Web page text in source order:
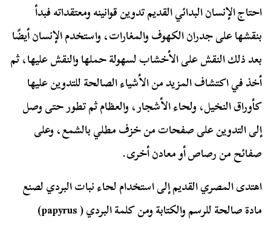
احتاج الإنسان البدائي القديم تدوين قوانينه ومعتقداته فبدأ
بنقشها على جدران الكهوف والمغارات، واستخدم الإنسان أيضًا
بعد ذلك النقش على الأخشاب لسهولة حملها والنقش عليها، ثم
أخذ في اكتشاف المزيد من الأشياء الصالحة للتدوين عليها
كأوراق النخيل، ولحاء الأشجار، والعظام ثم تطور حتى وصل
إلى التدوين على صفحات من خزف مطلي بالشمع، وعلى
صفائح من رصاص أو معادن أخرى.
اهتدى المصري القديم إلى استخدام لحاء نبات البردي لصنع
مادة صالحة للرسم والكتابة ومن كلمة البردي ( papyrus)